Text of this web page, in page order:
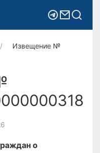
Извещение №
о